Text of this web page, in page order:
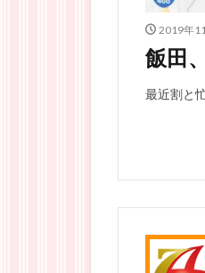
2019年
飯田
最近割と